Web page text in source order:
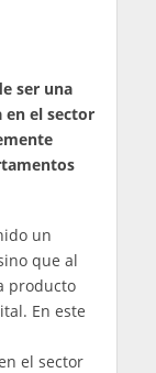
ser una
en el sector
un
que al
producto
En este
el sector